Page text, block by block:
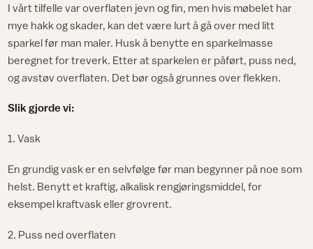
I vårt tilfelle var overflaten jevn og fin, men hvis møbelet har
mye hakk og skader, kan det være lurt å gå over med litt
sparkel før man maler. Husk å benytte en sparkelmasse
beregnet for treverk. Etter at sparkelen er påført, puss ned,
og avstøv overflaten. Det bør også grunnes over flekken.
Slik gjorde vi:
1. Vask
En grundig vask er en selvfølge før man begynner på noe som
helst. Benytt et kraftig, alkalisk rengjøringsmiddel, for
eksempel kraftvask eller grovrent.
2. Puss ned overflaten